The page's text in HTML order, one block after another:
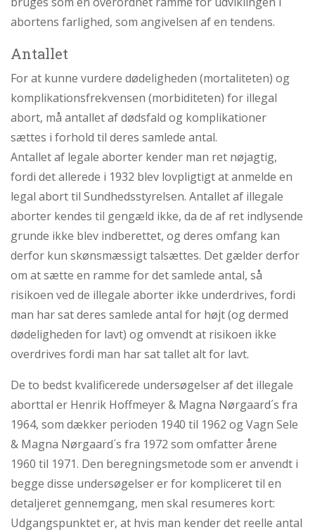
abortens farlighed, som angivelsen af en tendens.
Antallet
For at kunne vurdere dødeligheden (mortaliteten) og
komplikationsfrekvensen (morbiditeten) for illegal
abort, må antallet af dødsfald og komplikationer
sættes i forhold til deres samlede antal.
Antallet af legale aborter kender man ret nøjagtig,
fordi det allerede i 1932 blev lovpligtigt at anmelde en
legal abort til Sundhedsstyrelsen. Antallet af illegale
aborter kendes til gengæld ikke, da de af ret indlysende
grunde ikke blev indberettet, og deres omfang kan
derfor kun skønsmæssigt talsættes. Det gælder derfor
om at sætte en ramme for det samlede antal, så
risikoen ved de illegale aborter ikke underdrives, fordi
man har sat deres samlede antal for højt (og dermed
dødeligheden for lavt) og omvendt at risikoen ikke
overdrives fordi man har sat tallet alt for lavt.
De to bedst kvalificerede undersøgelser af det illegale
aborttal er Henrik Hoffmeyer & Magna Nørgaard´s fra
1964, som dækker perioden 1940 til 1962 og Vagn Sele
& Magna Nørgaard´s fra 1972 som omfatter årene
1960 til 1971. Den beregningsmetode som er anvendt i
begge disse undersøgelser er for kompliceret til en
detaljeret gennemgang, men skal resumeres kort:
Udgangspunktet er, at hvis man kender det reelle antal